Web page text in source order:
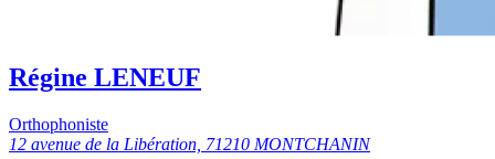
Régine LENEUF
Orthophoniste
12 avenue de la Libération, 71210 MONTCHANIN